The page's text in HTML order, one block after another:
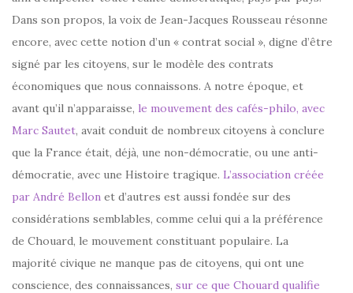
Dans son propos, la voix de Jean-Jacques Rousseau résonne
encore, avec cette notion d’un « contrat social », digne d’être
signé par les citoyens, sur le modèle des contrats
économiques que nous connaissons. A notre époque, et
avant qu’il n’apparaisse, le mouvement des cafés-philo, avec
Marc Sautet, avait conduit de nombreux citoyens à conclure
que la France était, déjà, une non-démocratie, ou une anti-
démocratie, avec une Histoire tragique. L’association créée
par André Bellon et d’autres est aussi fondée sur des
considérations semblables, comme celui qui a la préférence
de Chouard, le mouvement constituant populaire. La
majorité civique ne manque pas de citoyens, qui ont une
conscience, des connaissances, sur ce que Chouard qualifie